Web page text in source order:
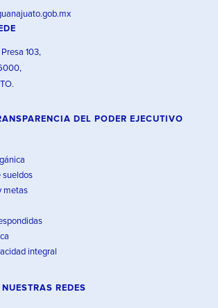
103,
DEL PODER EJECUTIVO
sueldos
metas
integral
NUESTRAS REDES